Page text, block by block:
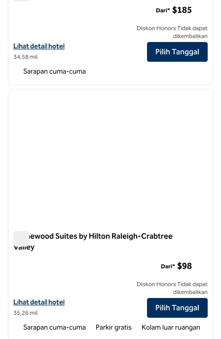
Lihat detail hotel untuk Homewood Suites by Hilton Raleigh
Lihat detail hotel
34,58 mil
Dari* $185
Diskon Honors Tidak dapat
dikembalikan
Pilih Tanggal
Sarapan cuma-cuma
1 dari 12
Homewood Suites by Hilton Raleigh-Crabtree
Valley
Lihat detail hotel untuk Homewood Suites by Hilton Raleigh-
Lihat detail hotel
35,26 mil
Dari* $98
Diskon Honors Tidak dapat
dikembalikan
Pilih Tanggal
Sarapan cuma-cuma Parkir gratis Kolam luar ruangan